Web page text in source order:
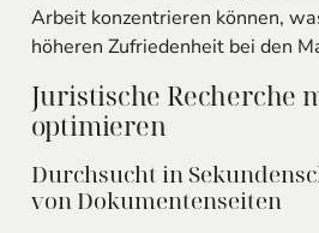
Arbeit konzentrieren können,
höheren Zufriedenheit bei den
Juristische Recherche
optimieren
Durchsucht in
von Dokumentenseiten